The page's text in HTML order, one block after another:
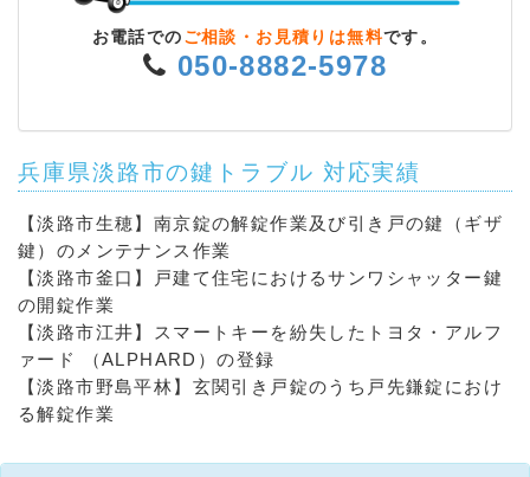
お電話での ご相談・お見積りは無料です。
050-8882-5978
兵庫県淡路市の鍵トラブル 対応実績
【淡路市生穂】南京錠の解錠作業及び引き戸の鍵（ギザ
鍵）のメンテナンス作業
【淡路市釜口】戸建て住宅におけるサンワシャッター鍵
の開錠作業
【淡路市江井】スマートキーを紛失したトヨタ・アルフ
ァード （ALPHARD）の登録
【淡路市野島平林】玄関引き戸錠のうち戸先鎌錠におけ
る解錠作業